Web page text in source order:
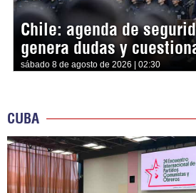
Chile: agenda de
genera dudas y
sábado 8 de agosto de 2026 | 02:30
CUBA